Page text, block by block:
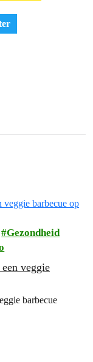
Gezondheid
veggie
barbecue